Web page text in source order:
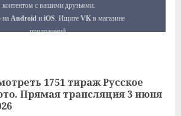
1751 тираж Русское
Прямая трансляция 3 июня